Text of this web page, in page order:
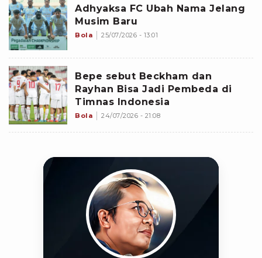
Adhyaksa FC Ubah Nama Jelang
Musim Baru
Bola 25/07/2026 - 13:01
Bepe sebut Beckham dan
Rayhan Bisa Jadi Pembeda di
Timnas Indonesia
Bola 24/07/2026 - 21:08